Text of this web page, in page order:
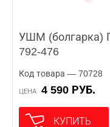
УШМ (болгарка)
792-476
Код товара — 70728
ЦЕНА 4 590 РУБ.
КУПИТЬ